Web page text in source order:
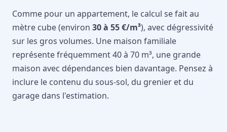
Comme pour un appartement, le calcul se fait au
mètre cube (environ 30 à 55 €/m³), avec dégressivité
sur les gros volumes. Une maison familiale
représente fréquemment 40 à 70 m³, une grande
maison avec dépendances bien davantage. Pensez à
inclure le contenu du sous-sol, du grenier et du
garage dans l'estimation.